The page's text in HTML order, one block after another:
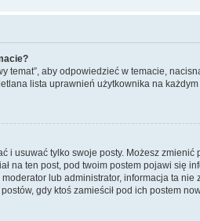
temat”, aby odpowiedzieć w temacie,
lista uprawnień użytkownika na
i usuwać tylko swoje posty. Możesz zmienić
na ten post, pod twoim postem pojawi się
lub administrator, informacja ta
gdy ktoś zamieścił pod ich postem